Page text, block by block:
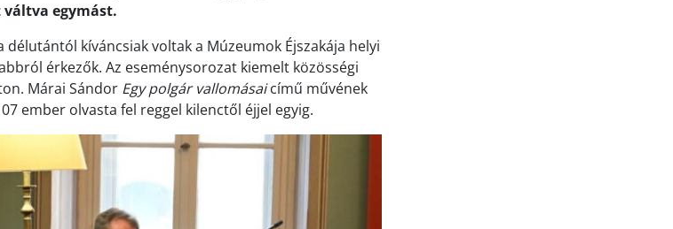
egymást.
kíváncsiak voltak a Múzeumok Éjszakája helyi
érkezők. Az eseménysorozat kiemelt közösségi
Márai Sándor Egy polgár vallomásaicímű művének
ember olvasta fel reggel kilenctől éjjel egyig.